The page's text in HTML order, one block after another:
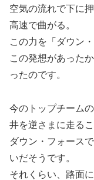
空気の流れで下に
高速で曲がる。
この力を「ダウン
この発想があった
ったのです。
今のトップチーム
井を逆さまに走るこ
ダウン・フォース
いだそうです。
それくらい、路面